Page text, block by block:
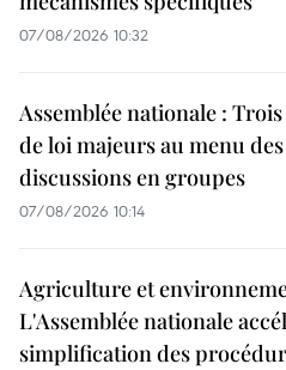
07/08/2026 10:32
Assemblée nationale :
de loi majeurs au menu des
discussions en groupes
07/08/2026 10:14
Agriculture et
L'Assemblée nationale
simplification des